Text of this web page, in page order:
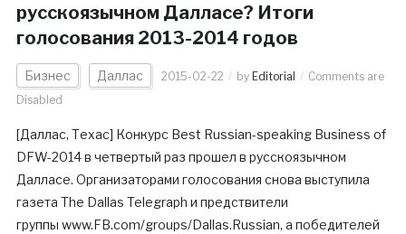
русскоязычном Далласе? Итоги
голосования 2013-2014 годов
Бизнес Даллас 2015-02-22 by Editorial
Comments are
Disabled
[Даллас, Техас] Конкурс Best Russian-speaking Business of
DFW-2014 в четвертый раз прошел в русскоязычном
Далласе. Организаторами голосования снова выступила
газета The Dallas Telegraph и предствители
группы www.FB.com/groups/Dallas.Russian, а победителей